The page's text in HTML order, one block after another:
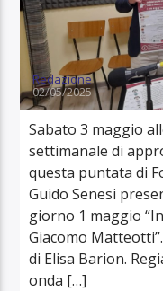
Redazione
02/05/2025
Sabato 3 maggio
settimanale di
questa puntata di
Guido Senesi
giorno 1 maggio
Giacomo
di Elisa Barion.
onda […]